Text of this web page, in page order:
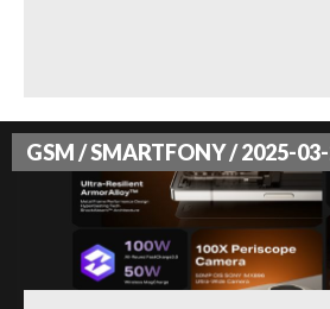
GSM / SMARTFONY / 2025-